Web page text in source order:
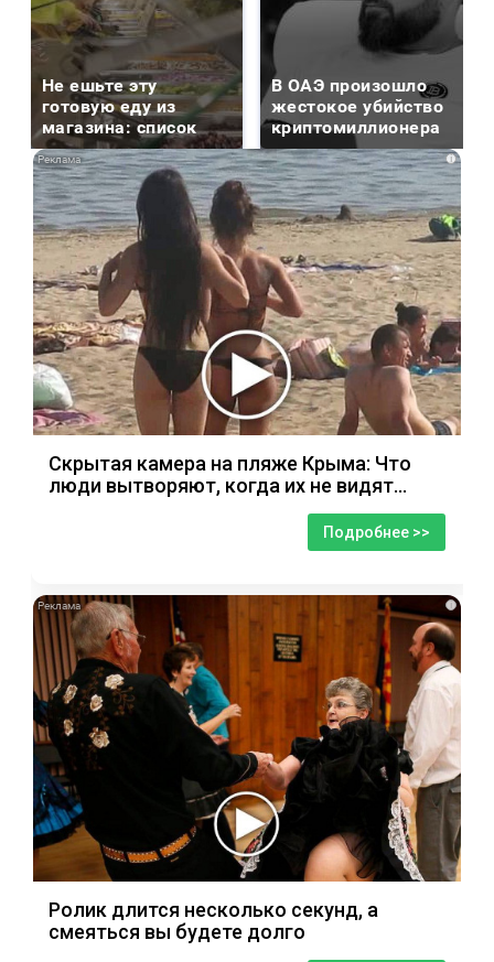
Не ешьте эту
готовую еду из
магазина: список
В ОАЭ произошло
жестокое убийство
криптомиллионера
i
Скрытая камера на пляже Крыма: Что
люди вытворяют, когда их не видят...
Подробнее >>
i
Ролик длится несколько секунд, а
смеяться вы будете долго